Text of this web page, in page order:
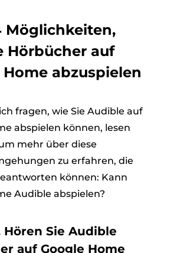
Möglichkeiten,
Hörbücher auf
Home abzuspielen
fragen, wie Sie Audible auf
abspielen können, lesen
mehr über diese
zu erfahren, die
können: Kann
Audible abspielen?
Hören Sie Audible
auf Google Home